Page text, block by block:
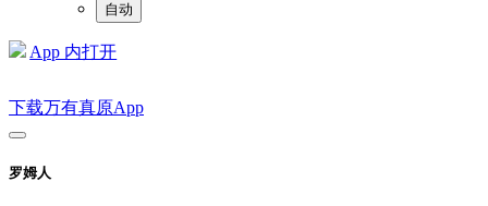
自动
App 内打开
下载万有真原App
罗姆人